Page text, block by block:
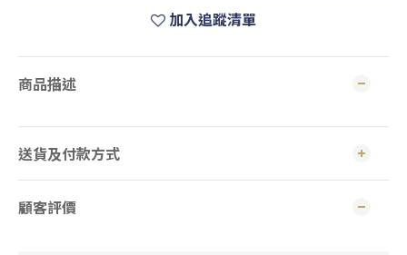
加入追蹤清單
商品描述
送貨及付款方式
顧客評價